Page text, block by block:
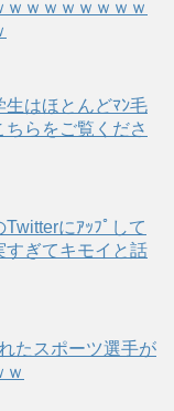
ｗｗｗｗｗｗｗｗ
生はほとんどﾏﾝ毛
らをご覧くださ
Twitterにｱｯﾌﾟして
すぎてキモイと話
たスポーツ選手が
ｗ